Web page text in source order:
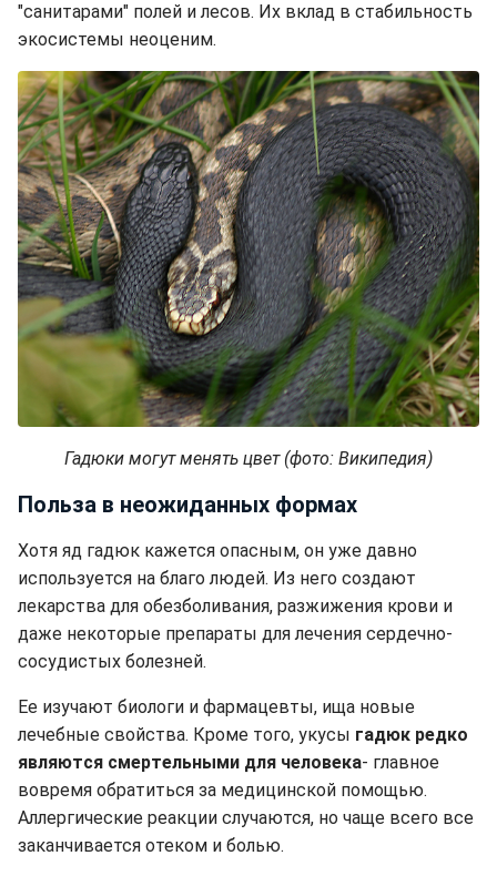
"санитарами" полей и лесов. Их вклад в стабильность
экосистемы неоценим.
Гадюки могут менять цвет (фото: Википедия)
Польза в неожиданных формах
Хотя яд гадюк кажется опасным, он уже давно
используется на благо людей. Из него создают
лекарства для обезболивания, разжижения крови и
даже некоторые препараты для лечения сердечно-
сосудистых болезней.
Ее изучают биологи и фармацевты, ища новые
лечебные свойства. Кроме того, укусы гадюк редко
являются смертельными для человека- главное
вовремя обратиться за медицинской помощью.
Аллергические реакции случаются, но чаще всего все
заканчивается отеком и болью.